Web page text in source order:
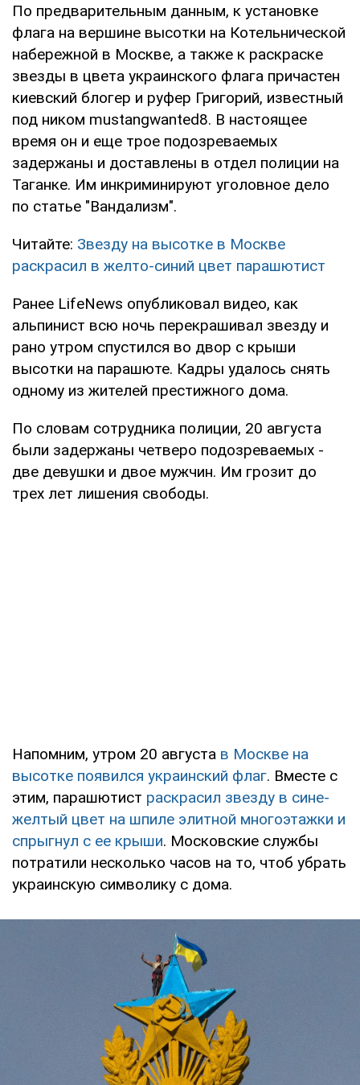
По предварительным данным, к установке
флага на вершине высотки на Котельнической
набережной в Москве, а также к раскраске
звезды в цвета украинского флага причастен
киевский блогер и руфер Григорий, известный
под ником mustangwanted8. В настоящее
время он и еще трое подозреваемых
задержаны и доставлены в отдел полиции на
Таганке. Им инкриминируют уголовное дело
по статье "Вандализм".
Читайте: Звезду на высотке в Москве
раскрасил в желто-синий цвет парашютист
Ранее LifeNews опубликовал видео, как
альпинист всю ночь перекрашивал звезду и
рано утром спустился во двор с крыши
высотки на парашюте. Кадры удалось снять
одному из жителей престижного дома.
По словам сотрудника полиции, 20 августа
были задержаны четверо подозреваемых -
две девушки и двое мужчин. Им грозит до
трех лет лишения свободы.
Напомним, утром 20 августа в Москве на
высотке появился украинский флаг. Вместе с
этим, парашютист раскрасил звезду в сине-
желтый цвет на шпиле элитной многоэтажки и
спрыгнул с ее крыши. Московские службы
потратили несколько часов на то, чтоб убрать
украинскую символику с дома.